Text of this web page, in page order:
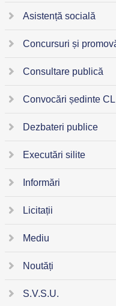
Asistență socială
Concursuri și
Consultare publică
Convocări ședinte CL
Dezbateri publice
Executări silite
Informări
Licitații
Mediu
Noutăți
S.V.S.U.